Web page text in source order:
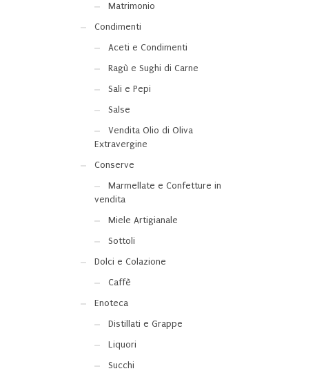
Matrimonio
Condimenti
Aceti e Condimenti
Ragù e Sughi di Carne
Sali e Pepi
Salse
Vendita Olio di Oliva
Extravergine
Conserve
Marmellate e Confetture in
vendita
Miele Artigianale
Sottoli
Dolci e Colazione
Caffè
Enoteca
Distillati e Grappe
Liquori
Succhi